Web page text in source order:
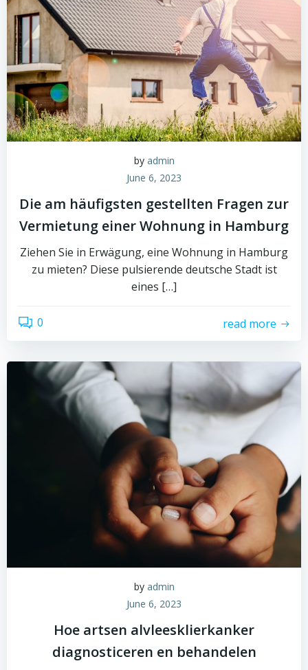
by admin
June 6, 2023
Die am häufigsten gestellten Fragen zur
Vermietung einer Wohnung in Hamburg
Ziehen Sie in Erwägung, eine Wohnung in Hamburg
zu mieten? Diese pulsierende deutsche Stadt ist
eines […]
0 read more
by admin
June 6, 2023
Hoe artsen alvleesklierkanker
diagnosticeren en behandelen